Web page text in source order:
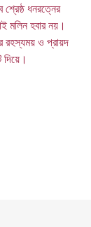
শ্রেষ্ঠ ধনরত্নের
মলিন হবার নয়।
রহস্যময় ও প্রায়দ